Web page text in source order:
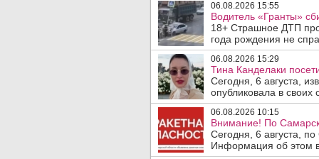
06.08.2026 15:55
Водитель «Гранты»
18+ Страшное ДТП
года рождения не
06.08.2026 15:29
Тина Канделаки
Сегодня, 6 августа,
опубликовала в своих
06.08.2026 10:15
Внимание! По
Сегодня, 6 августа,
Информация об этом